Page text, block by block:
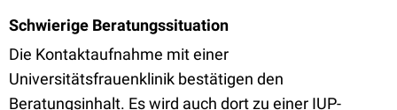
Schwierige Beratungssituation
Die Kontaktaufnahme mit einer
Universitätsfrauenklinik bestätigen den
Beratungsinhalt. Es wird auch dort zu einer IUP-